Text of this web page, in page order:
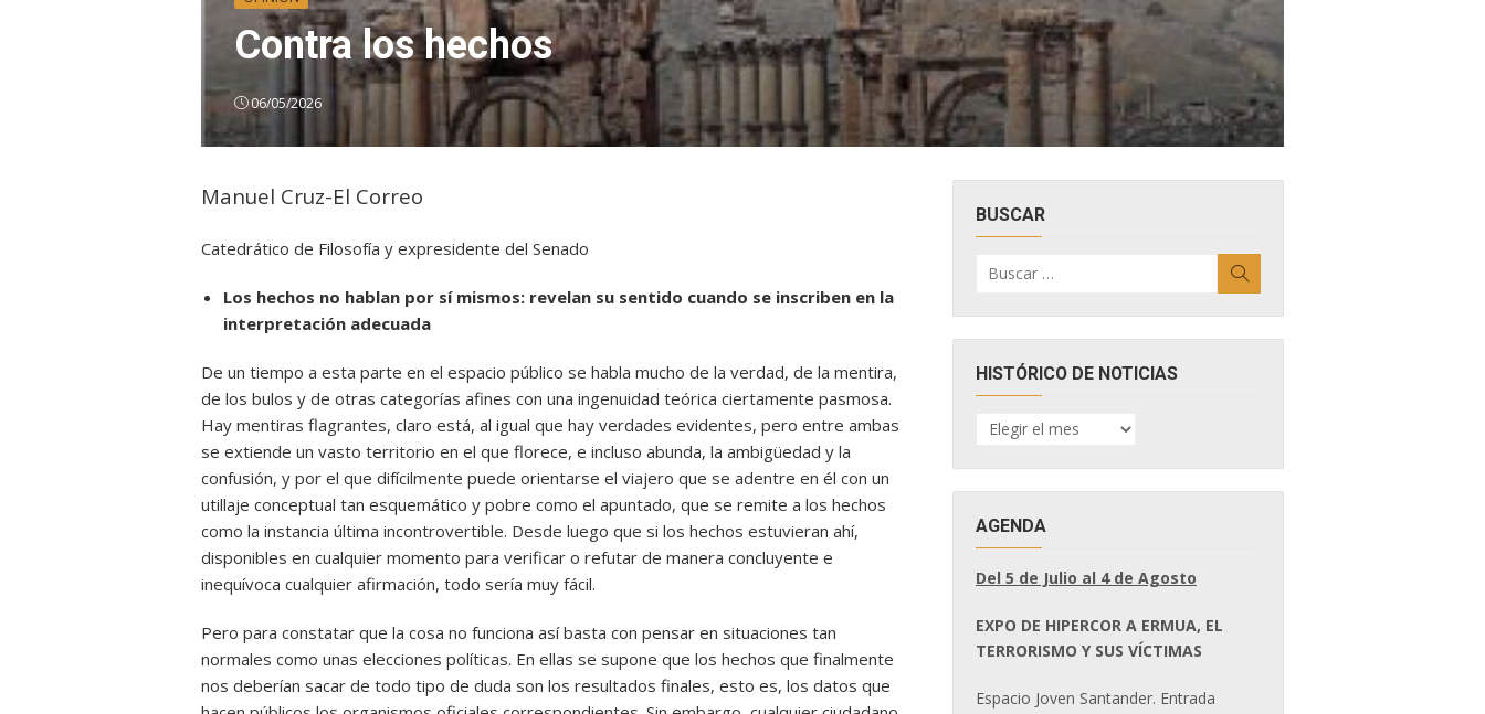
Contra los hechos
06/05/2026
Manuel Cruz-El Correo
Catedrático de Filosofía y expresidente del Senado
Los hechos no hablan por sí mismos: revelan su sentido cuando se inscriben en la
interpretación adecuada
De un tiempo a esta parte en el espacio público se habla mucho de la verdad, de la mentira,
de los bulos y de otras categorías afines con una ingenuidad teórica ciertamente pasmosa.
Hay mentiras flagrantes, claro está, al igual que hay verdades evidentes, pero entre ambas
se extiende un vasto territorio en el que florece, e incluso abunda, la ambigüedad y la
confusión, y por el que difícilmente puede orientarse el viajero que se adentre en él con un
utillaje conceptual tan esquemático y pobre como el apuntado, que se remite a los hechos
como la instancia última incontrovertible. Desde luego que si los hechos estuvieran ahí,
disponibles en cualquier momento para verificar o refutar de manera concluyente e
inequívoca cualquier afirmación, todo sería muy fácil.
Pero para constatar que la cosa no funciona así basta con pensar en situaciones tan
normales como unas elecciones políticas. En ellas se supone que los hechos que finalmente
nos deberían sacar de todo tipo de duda son los resultados finales, esto es, los datos que
BUSCAR
por:
HISTÓRICO DE NOTICIAS
HISTÓRICO
DE
AGENDA
Del 5 de Julio al 4 de Agosto
EXPO DE HIPERCOR A ERMUA, EL
TERRORISMO Y SUS VÍCTIMAS
Espacio Joven Santander. Entrada